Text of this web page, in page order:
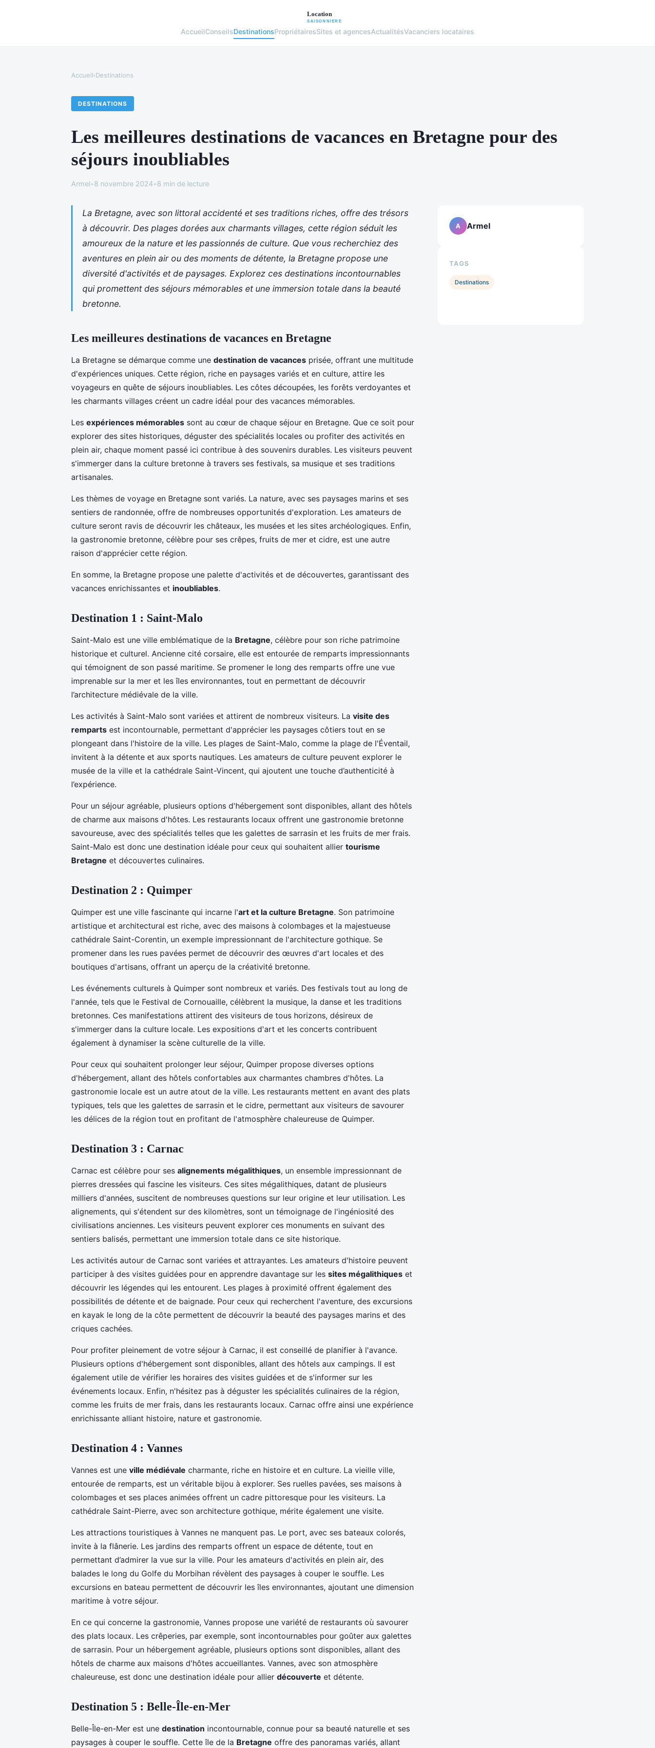
AccueilConseilsDestinationsPropriétairesSites et agencesActualitésVacanciers locataires
Accueil›Destinations
DESTINATIONS
Les meilleures destinations de vacances en Bretagne pour des
séjours inoubliables
Armel•8 novembre 2024•8 min de lecture
La Bretagne, avec son littoral accidenté et ses traditions riches, offre des trésors
à découvrir. Des plages dorées aux charmants villages, cette région séduit les
amoureux de la nature et les passionnés de culture. Que vous recherchiez des
aventures en plein air ou des moments de détente, la Bretagne propose une
diversité d'activités et de paysages. Explorez ces destinations incontournables
qui promettent des séjours mémorables et une immersion totale dans la beauté
bretonne.
Les meilleures destinations de vacances en Bretagne
La Bretagne se démarque comme une destination de vacances prisée, offrant une multitude
d'expériences uniques. Cette région, riche en paysages variés et en culture, attire les
voyageurs en quête de séjours inoubliables. Les côtes découpées, les forêts verdoyantes et
les charmants villages créent un cadre idéal pour des vacances mémorables.
Les expériences mémorables sont au cœur de chaque séjour en Bretagne. Que ce soit pour
explorer des sites historiques, déguster des spécialités locales ou profiter des activités en
plein air, chaque moment passé ici contribue à des souvenirs durables. Les visiteurs peuvent
s'immerger dans la culture bretonne à travers ses festivals, sa musique et ses traditions
artisanales.
Les thèmes de voyage en Bretagne sont variés. La nature, avec ses paysages marins et ses
sentiers de randonnée, offre de nombreuses opportunités d'exploration. Les amateurs de
culture seront ravis de découvrir les châteaux, les musées et les sites archéologiques. Enfin,
la gastronomie bretonne, célèbre pour ses crêpes, fruits de mer et cidre, est une autre
raison d'apprécier cette région.
En somme, la Bretagne propose une palette d'activités et de découvertes, garantissant des
vacances enrichissantes et inoubliables.
Destination 1 : Saint-Malo
Saint-Malo est une ville emblématique de la Bretagne, célèbre pour son riche patrimoine
historique et culturel. Ancienne cité corsaire, elle est entourée de remparts impressionnants
qui témoignent de son passé maritime. Se promener le long des remparts offre une vue
imprenable sur la mer et les îles environnantes, tout en permettant de découvrir
l’architecture médiévale de la ville.
Les activités à Saint-Malo sont variées et attirent de nombreux visiteurs. La visite des
remparts est incontournable, permettant d'apprécier les paysages côtiers tout en se
plongeant dans l'histoire de la ville. Les plages de Saint-Malo, comme la plage de l'Éventail,
invitent à la détente et aux sports nautiques. Les amateurs de culture peuvent explorer le
musée de la ville et la cathédrale Saint-Vincent, qui ajoutent une touche d’authenticité à
l’expérience.
Pour un séjour agréable, plusieurs options d'hébergement sont disponibles, allant des hôtels
de charme aux maisons d'hôtes. Les restaurants locaux offrent une gastronomie bretonne
savoureuse, avec des spécialités telles que les galettes de sarrasin et les fruits de mer frais.
Saint-Malo est donc une destination idéale pour ceux qui souhaitent allier tourisme
Bretagne et découvertes culinaires.
Destination 2 : Quimper
Quimper est une ville fascinante qui incarne l'art et la culture Bretagne. Son patrimoine
artistique et architectural est riche, avec des maisons à colombages et la majestueuse
cathédrale Saint-Corentin, un exemple impressionnant de l'architecture gothique. Se
promener dans les rues pavées permet de découvrir des œuvres d'art locales et des
boutiques d'artisans, offrant un aperçu de la créativité bretonne.
Les événements culturels à Quimper sont nombreux et variés. Des festivals tout au long de
l'année, tels que le Festival de Cornouaille, célèbrent la musique, la danse et les traditions
bretonnes. Ces manifestations attirent des visiteurs de tous horizons, désireux de
s'immerger dans la culture locale. Les expositions d'art et les concerts contribuent
également à dynamiser la scène culturelle de la ville.
Pour ceux qui souhaitent prolonger leur séjour, Quimper propose diverses options
d'hébergement, allant des hôtels confortables aux charmantes chambres d'hôtes. La
gastronomie locale est un autre atout de la ville. Les restaurants mettent en avant des plats
typiques, tels que les galettes de sarrasin et le cidre, permettant aux visiteurs de savourer
les délices de la région tout en profitant de l'atmosphère chaleureuse de Quimper.
Destination 3 : Carnac
Carnac est célèbre pour ses alignements mégalithiques, un ensemble impressionnant de
pierres dressées qui fascine les visiteurs. Ces sites mégalithiques, datant de plusieurs
milliers d'années, suscitent de nombreuses questions sur leur origine et leur utilisation. Les
alignements, qui s'étendent sur des kilomètres, sont un témoignage de l'ingéniosité des
civilisations anciennes. Les visiteurs peuvent explorer ces monuments en suivant des
sentiers balisés, permettant une immersion totale dans ce site historique.
Les activités autour de Carnac sont variées et attrayantes. Les amateurs d'histoire peuvent
participer à des visites guidées pour en apprendre davantage sur les sites mégalithiques et
découvrir les légendes qui les entourent. Les plages à proximité offrent également des
possibilités de détente et de baignade. Pour ceux qui recherchent l'aventure, des excursions
en kayak le long de la côte permettent de découvrir la beauté des paysages marins et des
criques cachées.
Pour profiter pleinement de votre séjour à Carnac, il est conseillé de planifier à l'avance.
Plusieurs options d'hébergement sont disponibles, allant des hôtels aux campings. Il est
également utile de vérifier les horaires des visites guidées et de s'informer sur les
événements locaux. Enfin, n'hésitez pas à déguster les spécialités culinaires de la région,
comme les fruits de mer frais, dans les restaurants locaux. Carnac offre ainsi une expérience
enrichissante alliant histoire, nature et gastronomie.
Destination 4 : Vannes
Vannes est une ville médiévale charmante, riche en histoire et en culture. La vieille ville,
entourée de remparts, est un véritable bijou à explorer. Ses ruelles pavées, ses maisons à
colombages et ses places animées offrent un cadre pittoresque pour les visiteurs. La
cathédrale Saint-Pierre, avec son architecture gothique, mérite également une visite.
Les attractions touristiques à Vannes ne manquent pas. Le port, avec ses bateaux colorés,
invite à la flânerie. Les jardins des remparts offrent un espace de détente, tout en
permettant d’admirer la vue sur la ville. Pour les amateurs d'activités en plein air, des
balades le long du Golfe du Morbihan révèlent des paysages à couper le souffle. Les
excursions en bateau permettent de découvrir les îles environnantes, ajoutant une dimension
maritime à votre séjour.
En ce qui concerne la gastronomie, Vannes propose une variété de restaurants où savourer
des plats locaux. Les crêperies, par exemple, sont incontournables pour goûter aux galettes
de sarrasin. Pour un hébergement agréable, plusieurs options sont disponibles, allant des
hôtels de charme aux maisons d'hôtes accueillantes. Vannes, avec son atmosphère
chaleureuse, est donc une destination idéale pour allier découverte et détente.
Destination 5 : Belle-Île-en-Mer
Belle-Île-en-Mer est une destination incontournable, connue pour sa beauté naturelle et ses
paysages à couper le souffle. Cette île de la Bretagne offre des panoramas variés, allant
A Armel
TAGS
Destinations